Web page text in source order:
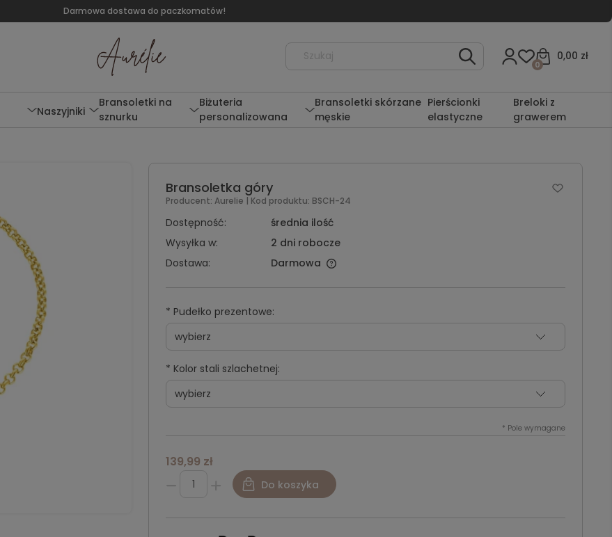
Darmowa dostawa do paczkomatów!
0,00 zł
0
Naszyjniki
Bransoletki na
sznurku
Biżuteria
personalizowana
Bransoletki skórzane
męskie
Pierścionki
elastyczne
Breloki z
grawerem
Bransoletka góry
Producent: Aurelie | Kod produktu: BSCH-24
Dostępność:
średnia ilość
Wysyłka w:
2 dni robocze
Dostawa:
Darmowa
* Pudełko prezentowe:
* Kolor stali szlachetnej:
* Pole wymagane
139,99 zł
Do koszyka